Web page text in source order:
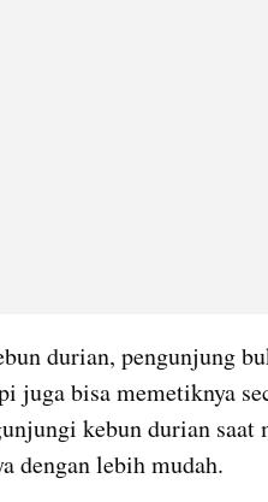
durian, pengunjung
juga bisa memetiknya
kebun durian saat
dengan lebih mudah.